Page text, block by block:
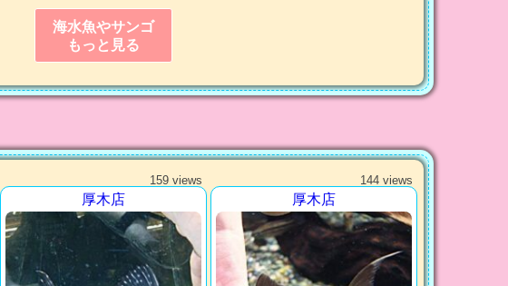
海水魚やサンゴ
もっと見る
159 views
厚木店
144 views
厚木店